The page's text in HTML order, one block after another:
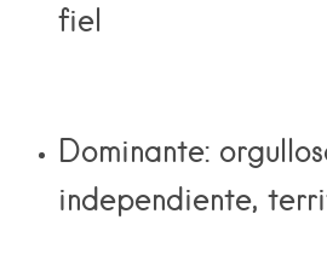
fiel
Dominante:
independiente,